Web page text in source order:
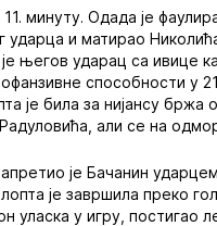
минуту. Одада је
и матирао
његов ударац са ивице
офанзивне способности у
је била за нијансу
али се на
је Бачанин
је завршила преко
уласка у игру, постигао